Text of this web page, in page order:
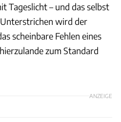
Tageslicht – und das selbst
wird der
scheinbare Fehlen eines
zum Standard
ANZEIGE